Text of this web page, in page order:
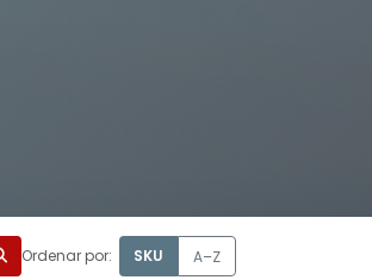
Ordenar por: SKU A–Z